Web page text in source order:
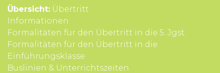
Übersicht: Übertritt
Infor­mationen
Formali­täten für den Über­tritt in die 5. Jgst.
Formali­täten für den Über­tritt in die
Einführungsklasse
Buslinien & Unterrichts­zeiten